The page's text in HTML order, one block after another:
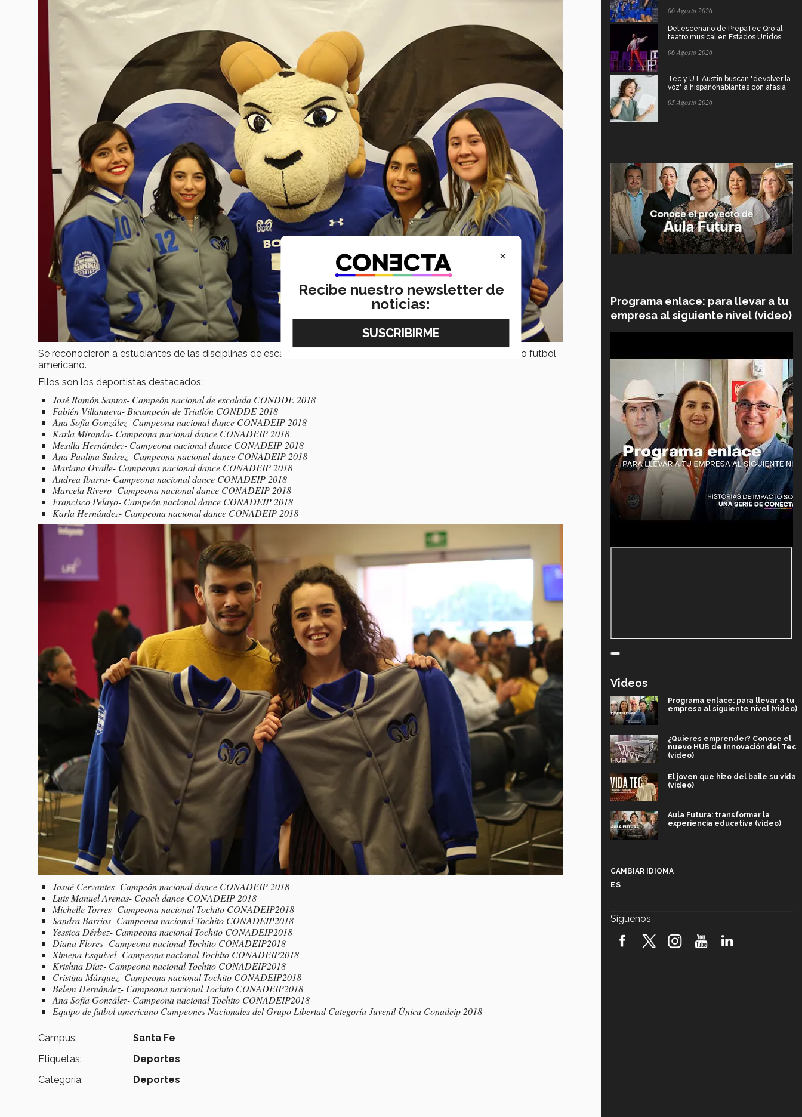
Se reconocieron a estudiantes de las disciplinas de escalada, triatlón, cheer and dance, tocho femenil, así como futbol
americano.
Ellos son los deportistas destacados:
José Ramón Santos- Campeón nacional de escalada CONDDE 2018
Fabién Villanueva- Bicampeón de Triatlón CONDDE 2018
Ana Sofía González- Campeona nacional dance CONADEIP 2018
Karla Miranda- Campeona nacional dance CONADEIP 2018
Mesilla Hernández- Campeona nacional dance CONADEIP 2018
Ana Paulina Suárez- Campeona nacional dance CONADEIP 2018
Mariana Ovalle- Campeona nacional dance CONADEIP 2018
Andrea Ibarra- Campeona nacional dance CONADEIP 2018
Marcela Rivero- Campeona nacional dance CONADEIP 2018
Francisco Pelayo- Campeón nacional dance CONADEIP 2018
Karla Hernández- Campeona nacional dance CONADEIP 2018
Josué Cervantes- Campeón nacional dance CONADEIP 2018
Luis Manuel Arenas- Coach dance CONADEIP 2018
Michelle Torres- Campeona nacional Tochito CONADEIP2018
Sandra Barrios- Campeona nacional Tochito CONADEIP2018
Yessica Dérbez- Campeona nacional Tochito CONADEIP2018
Diana Flores- Campeona nacional Tochito CONADEIP2018
Ximena Esquivel- Campeona nacional Tochito CONADEIP2018
Krishna Díaz- Campeona nacional Tochito CONADEIP2018
Cristina Márquez- Campeona nacional Tochito CONADEIP2018
Belem Hernández- Campeona nacional Tochito CONADEIP2018
Ana Sofía González- Campeona nacional Tochito CONADEIP2018
Equipo de futbol americano Campeones Nacionales del Grupo Libertad Categoría Juvenil Única Conadeip 2018
Campus:
Santa Fe
Etiquetas:
Deportes
Categoría:
Deportes
06 Agosto 2026
Del escenario de PrepaTec Qro al
teatro musical en Estados Unidos
06 Agosto 2026
Tec y UT Austin buscan "devolver la
voz" a hispanohablantes con afasia
05 Agosto 2026
Programa enlace: para llevar a tu
empresa al siguiente nivel (video)
Videos
Programa enlace: para llevar a tu
empresa al siguiente nivel (video)
¿Quieres emprender? Conoce el
nuevo HUB de Innovación del Tec
(video)
El joven que hizo del baile su vida
(video)
Aula Futura: transformar la
experiencia educativa (video)
robótica FIRST 2026! (video)
CAMBIAR IDIOMA
ES
Síguenos
×
Recibe nuestro newsletter de
noticias: